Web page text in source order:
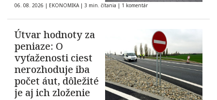
06. 08. 2026 | EKONOMIKA | 3 min. čítania | 1 komentár
Útvar hodnoty za
peniaze: O
vyťaženosti ciest
nerozhoduje iba
počet áut, dôležité
je aj ich zloženie